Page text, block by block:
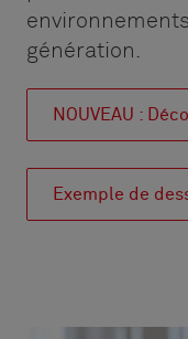
génération.
NOUVEAU :
Exemple de